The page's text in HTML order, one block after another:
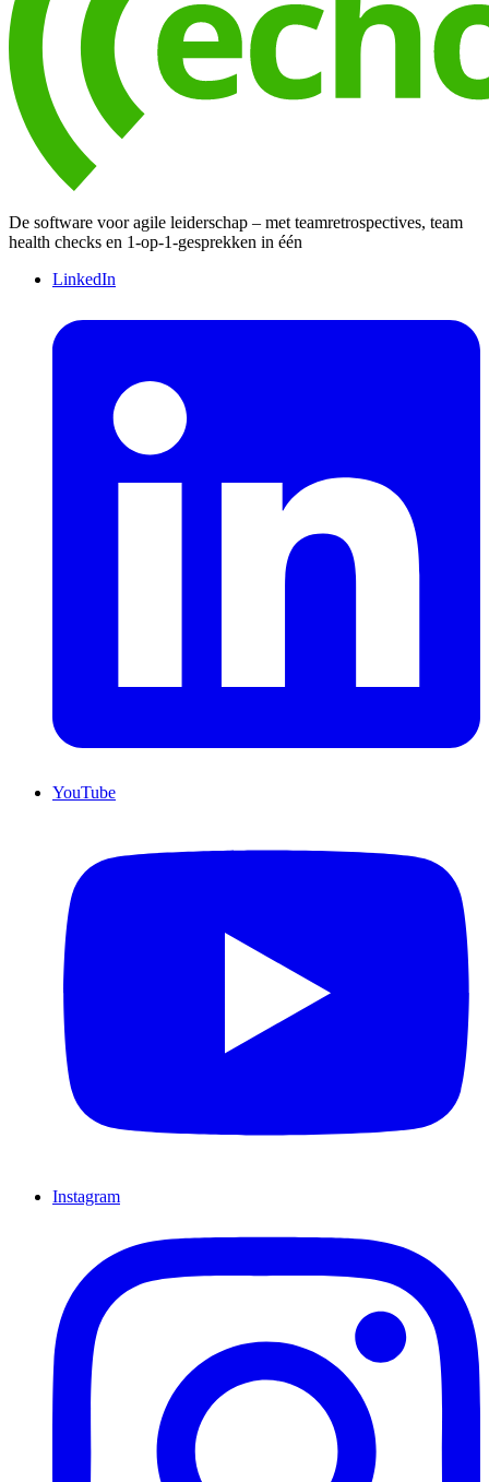
De software voor agile leiderschap – met teamretrospectives, team
health checks en 1-op-1-gesprekken in één
LinkedIn
YouTube
Instagram